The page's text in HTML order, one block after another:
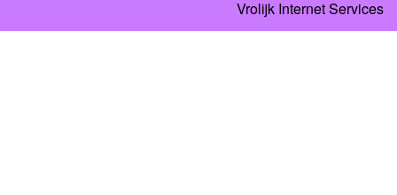
Vrolijk Internet Services